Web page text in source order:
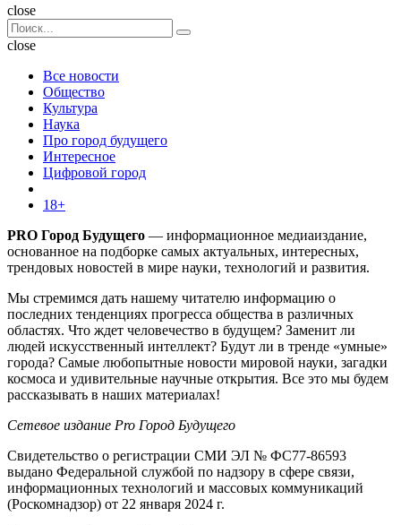
Поиск
close
Search
for:
Поиск
close
Все новости
Общество
Культура
Наука
Про город будущего
Интересное
Цифровой город
18+
PRO Город Будущего — информационное медиаиздание,
основанное на подборке самых актуальных, интересных,
трендовых новостей в мире науки, технологий и развития.
Мы стремимся дать нашему читателю информацию о
последних тенденциях прогресса общества в различных
областях. Что ждет человечество в будущем? Заменит ли
людей искусственный интеллект? Будут ли в тренде «умные»
города? Самые любопытные новости мировой науки, загадки
космоса и удивительные научные открытия. Все это мы будем
рассказывать в наших материалах!
Сетевое издание Pro Город Будущего
Свидетельство о регистрации СМИ ЭЛ № ФС77-86593
выдано Федеральной службой по надзору в сфере связи,
информационных технологий и массовых коммуникаций
(Роскомнадзор) от 22 января 2024 г.